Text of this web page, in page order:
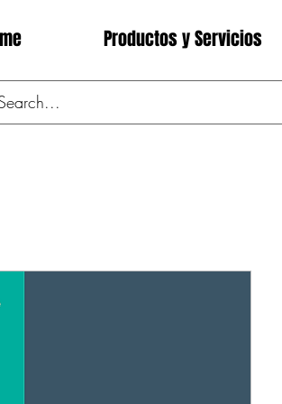
Productos y Servicios